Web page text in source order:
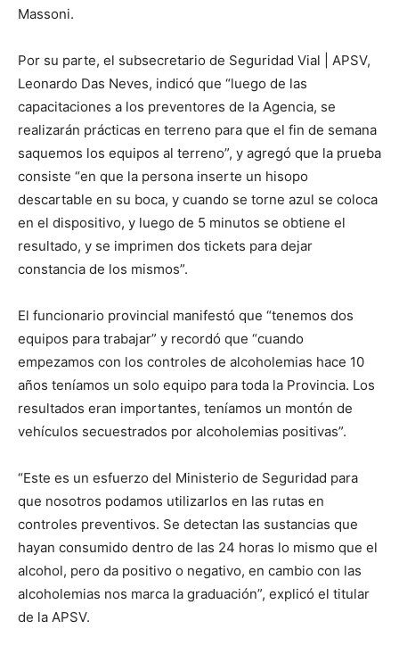
Massoni.
Por su parte, el subsecretario de Seguridad Vial | APSV,
Leonardo Das Neves, indicó que “luego de las
capacitaciones a los preventores de la Agencia, se
realizarán prácticas en terreno para que el fin de semana
saquemos los equipos al terreno”, y agregó que la prueba
consiste “en que la persona inserte un hisopo
descartable en su boca, y cuando se torne azul se coloca
en el dispositivo, y luego de 5 minutos se obtiene el
resultado, y se imprimen dos tickets para dejar
constancia de los mismos”.
El funcionario provincial manifestó que “tenemos dos
equipos para trabajar” y recordó que “cuando
empezamos con los controles de alcoholemias hace 10
años teníamos un solo equipo para toda la Provincia. Los
resultados eran importantes, teníamos un montón de
vehículos secuestrados por alcoholemias positivas”.
“Este es un esfuerzo del Ministerio de Seguridad para
que nosotros podamos utilizarlos en las rutas en
controles preventivos. Se detectan las sustancias que
hayan consumido dentro de las 24 horas lo mismo que el
alcohol, pero da positivo o negativo, en cambio con las
alcoholemias nos marca la graduación”, explicó el titular
de la APSV.